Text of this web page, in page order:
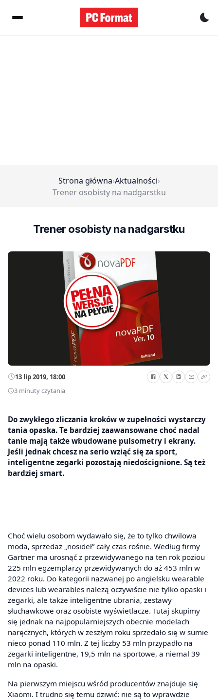
Strona główna›Aktualności›
Trener osobisty na nadgarstku
Trener osobisty na nadgarstku
13 lip 2019, 18:00
3 minuty czytania
Do zwykłego zliczania kroków w zupełności wystarczy
tania opaska. Te bardziej zaawansowane choć nadal
tanie mają także wbudowane pulsometry i ekrany.
Jeśli jednak chcesz na serio wziąć się za sport,
inteligentne zegarki pozostają niedoścignione. Są też
bardziej smart.
Choć wielu osobom wydawało się, że to tylko chwilowa
moda, sprzedaż „nosideł” cały czas rośnie. Według firmy
Gartner ma urosnąć z przewidywanego na ten rok poziou
225 mln egzemplarzy przewidywanych do aż 453 mln w
2022 roku. Do kategorii nazwanej po angielsku wearable
devices lub wearables należą oczywiście nie tylko opaski i
zegarki, ale także inteligentne ubrania, zestawy
słuchawkowe oraz osobiste wyświetlacze. Tutaj skupimy
się jednak na najpopularniejszych obecnie modelach
naręcznych, których w zeszłym roku sprzedało się w sumie
nieco ponad 110 mln. Z tej liczby 53 mln przypadło na
zegarki inteligentne, 19,5 mln na sportowe, a niemal 39
mln na opaski.
Na pierwszym miejscu wśród producentów znajduje się
Xiaomi. I trudno się temu dziwić: nie są to wprawdzie